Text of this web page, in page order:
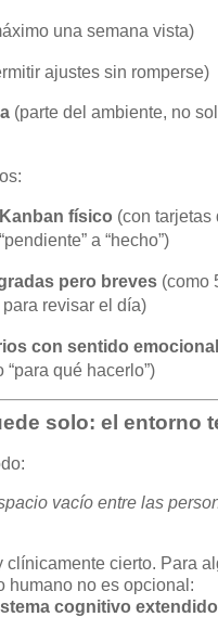
una semana vista)
ajustes sin romperse)
(parte del ambiente, no
físico (con tarjetas
a “hecho”)
pero breves(como
revisar el día)
con sentido emocional
“para qué hacerlo”)
solo: el entorno
vacío entre las
clínicamente cierto. Para
humano no es opcional:
cognitivo